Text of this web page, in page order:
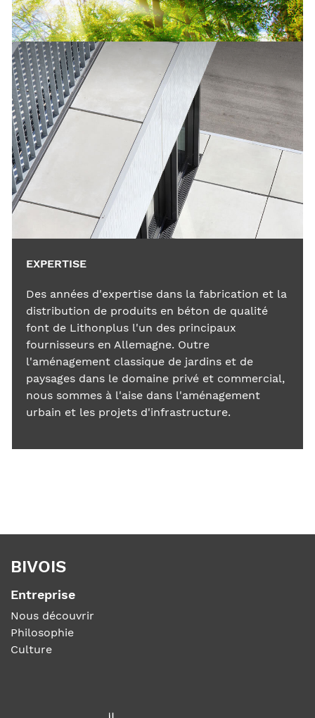
EXPERTISE
Des années d'expertise dans la fabrication et la
distribution de produits en béton de qualité
font de Lithonplus l'un des principaux
fournisseurs en Allemagne. Outre
l'aménagement classique de jardins et de
paysages dans le domaine privé et commercial,
nous sommes à l'aise dans l'aménagement
urbain et les projets d'infrastructure.
BIVOIS
Entreprise
Nous découvrir
Philosophie
Culture